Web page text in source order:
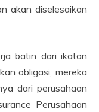
akan diselesaikan
batin dari ikatan
obligasi, mereka
dari perusahaan
Perusahaan